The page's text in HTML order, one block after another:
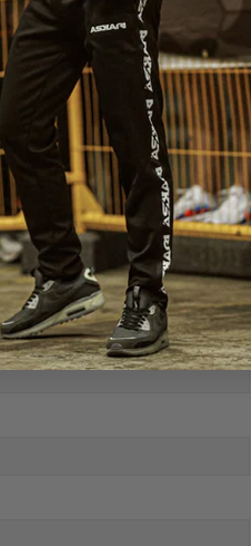
Nicholas Bryant - Stuck in the mud
Next Post